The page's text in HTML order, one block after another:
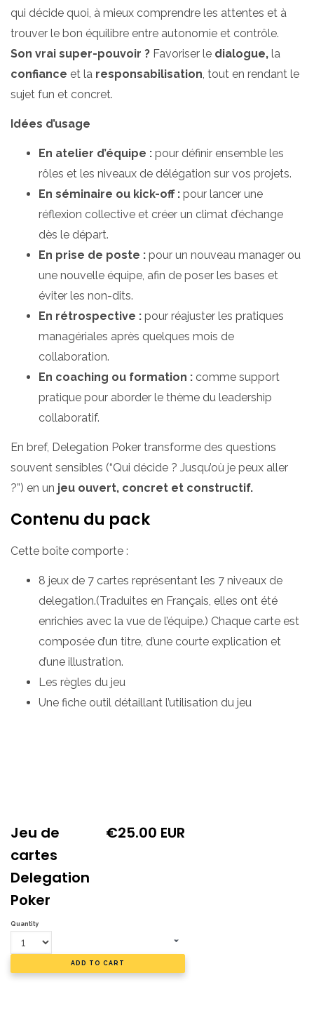
qui décide quoi, à mieux comprendre les attentes et à
trouver le bon équilibre entre autonomie et contrôle.
Son vrai super-pouvoir ? Favoriser le dialogue, la
confiance et la responsabilisation, tout en rendant le
sujet fun et concret.
Idées d’usage
En atelier d’équipe : pour définir ensemble les
rôles et les niveaux de délégation sur vos projets.
En séminaire ou kick-off : pour lancer une
réflexion collective et créer un climat d’échange
dès le départ.
En prise de poste : pour un nouveau manager ou
une nouvelle équipe, afin de poser les bases et
éviter les non-dits.
En rétrospective : pour réajuster les pratiques
managériales après quelques mois de
collaboration.
En coaching ou formation : comme support
pratique pour aborder le thème du leadership
collaboratif.
En bref, Delegation Poker transforme des questions
souvent sensibles (“Qui décide ? Jusqu’où je peux aller
?”) en un jeu ouvert, concret et constructif.
Contenu du pack
Cette boîte comporte :
8 jeux de 7 cartes représentant les 7 niveaux de
delegation.(Traduites en Français, elles ont été
enrichies avec la vue de l’équipe.) Chaque carte est
composée d’un titre, d’une courte explication et
d’une illustration.
Les règles du jeu
Une fiche outil détaillant l’utilisation du jeu
Jeu de
cartes
Delegation
Poker
€25.00 EUR
Quantity
ADD TO CART